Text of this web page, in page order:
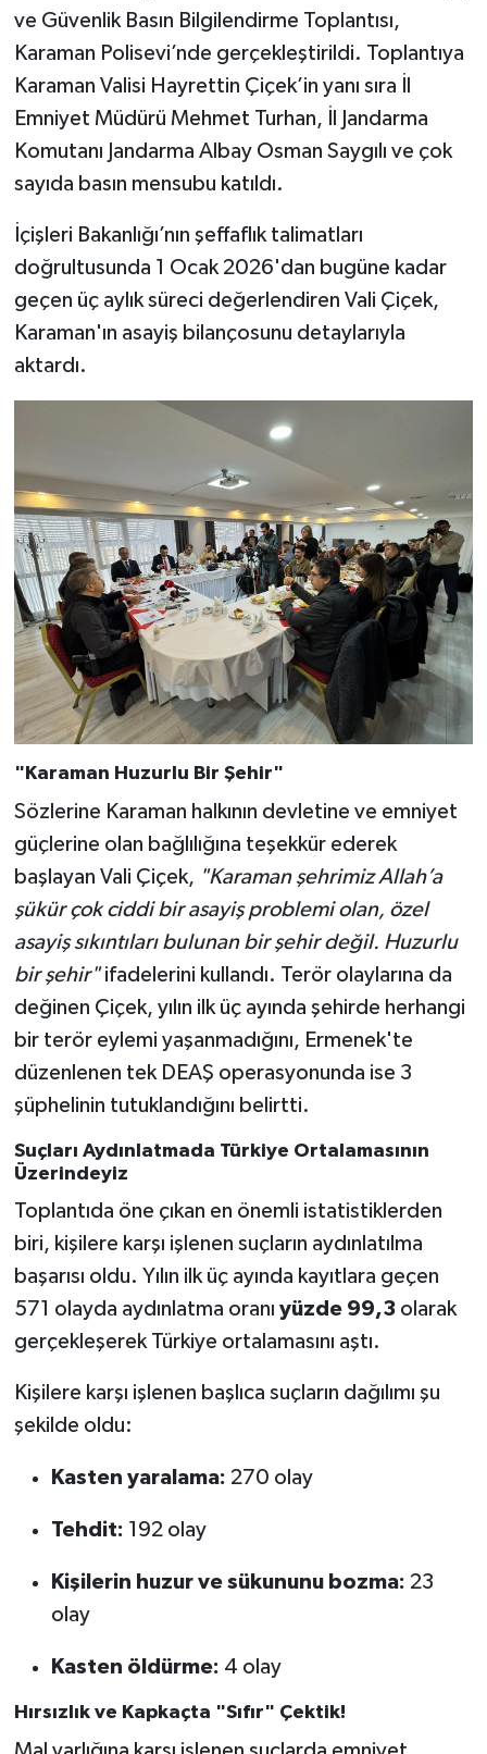
ve Güvenlik Basın Bilgilendirme Toplantısı,
Karaman Polisevi’nde gerçekleştirildi. Toplantıya
Karaman Valisi Hayrettin Çiçek’in yanı sıra İl
Emniyet Müdürü Mehmet Turhan, İl Jandarma
Komutanı Jandarma Albay Osman Saygılı ve çok
sayıda basın mensubu katıldı.
İçişleri Bakanlığı’nın şeffaflık talimatları
doğrultusunda 1 Ocak 2026'dan bugüne kadar
geçen üç aylık süreci değerlendiren Vali Çiçek,
Karaman'ın asayiş bilançosunu detaylarıyla
aktardı.
"Karaman Huzurlu Bir Şehir"
Sözlerine Karaman halkının devletine ve emniyet
güçlerine olan bağlılığına teşekkür ederek
başlayan Vali Çiçek, "Karaman şehrimiz Allah’a
şükür çok ciddi bir asayiş problemi olan, özel
asayiş sıkıntıları bulunan bir şehir değil. Huzurlu
bir şehir"ifadelerini kullandı. Terör olaylarına da
değinen Çiçek, yılın ilk üç ayında şehirde herhangi
bir terör eylemi yaşanmadığını, Ermenek'te
düzenlenen tek DEAŞ operasyonunda ise 3
şüphelinin tutuklandığını belirtti.
Suçları Aydınlatmada Türkiye Ortalamasının
Üzerindeyiz
Toplantıda öne çıkan en önemli istatistiklerden
biri, kişilere karşı işlenen suçların aydınlatılma
başarısı oldu. Yılın ilk üç ayında kayıtlara geçen
571 olayda aydınlatma oranı yüzde 99,3olarak
gerçekleşerek Türkiye ortalamasını aştı.
Kişilere karşı işlenen başlıca suçların dağılımı şu
şekilde oldu:
Kasten yaralama: 270 olay
Tehdit: 192 olay
Kişilerin huzur ve sükununu bozma: 23
olay
Kasten öldürme: 4 olay
Hırsızlık ve Kapkaçta "Sıfır" Çektik!